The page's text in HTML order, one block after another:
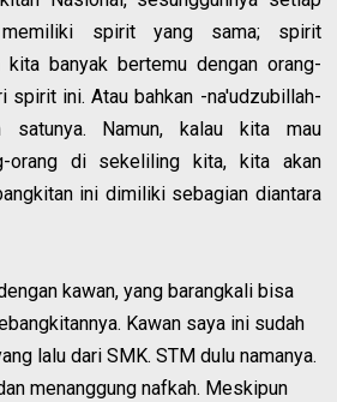
spirit yang sama; spirit
kita banyak bertemu dengan orang-
spirit ini. Atau bahkan -na'udzubillah-
satunya. Namun, kalau kita mau
orang di sekeliling kita, kita akan
ini dimiliki sebagian diantara
kawan, yang barangkali bisa
Kawan saya ini sudah
lalu dari SMK. STM dulu namanya.
menanggung nafkah. Meskipun